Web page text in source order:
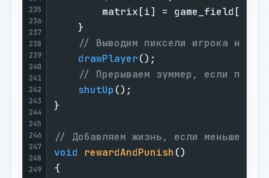
235
236
237
238
239
240
241
242
243
244
245
246
247
248
249
        matrix[i] = game_field[i];
    }
// Выводим пиксели игрока на
drawPlayer();
// Прерываем зуммер, если
shutUp ();
}
// Добавляем жизнь, если меньше 3 и
void
rewardAndPunish ()
{